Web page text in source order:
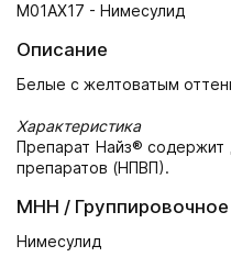
M01AX17 - Нимесулид
Описание
Белые с желтоватым
Характеристика
Препарат Найз® содержит
препаратов (НПВП).
МНН /
Нимесулид